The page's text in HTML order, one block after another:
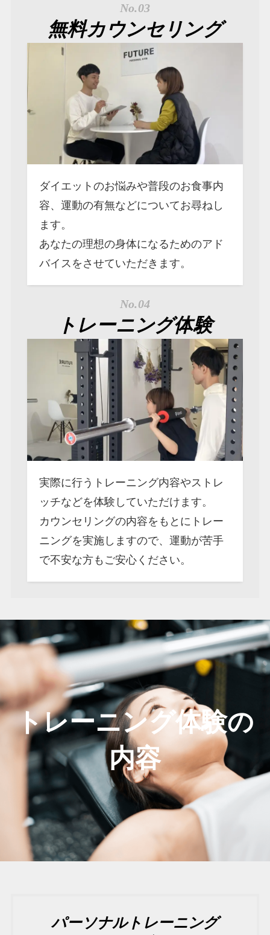
No.03
無料カウンセリング
ダイエットのお悩みや普段のお食事内
容、運動の有無などについてお尋ねし
ます。
あなたの理想の身体になるためのアド
バイスをさせていただきます。
No.04
トレーニング体験
実際に行うトレーニング内容やストレ
ッチなどを体験していただけます。
カウンセリングの内容をもとにトレー
ニングを実施しますので、運動が苦手
で不安な方もご安心ください。
トレーニング体験の
内容
パーソナルトレーニング